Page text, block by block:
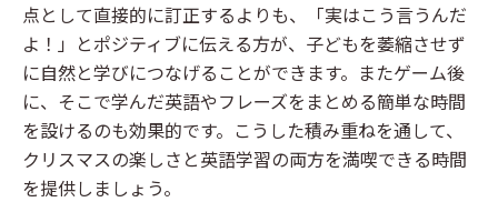
点として直接的に訂正するよりも、「実はこう言うんだ
よ！」とポジティブに伝える方が、子どもを萎縮させず
に自然と学びにつなげることができます。またゲーム後
に、そこで学んだ英語やフレーズをまとめる簡単な時間
を設けるのも効果的です。こうした積み重ねを通して、
クリスマスの楽しさと英語学習の両方を満喫できる時間
を提供しましょう。